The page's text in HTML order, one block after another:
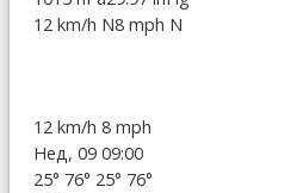
12 km/h N8 mph N
12 km/h 8 mph
Нед, 09 09:00
25° 76° 25° 76°